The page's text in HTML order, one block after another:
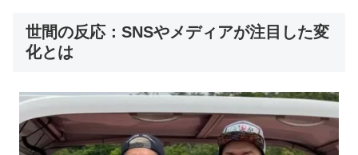
世間の反応：SNSやメディアが注目した変
化とは